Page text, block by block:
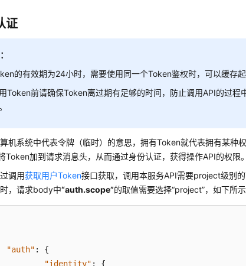
证
的有效期为24小时，需要使用同一个Token鉴权时，可以缓存起
Token前请确保Token离过期有足够的时间，防止调用API的过程
机系统中代表令牌（临时）的意思，拥有Token就代表拥有某种
Token加到请求消息头，从而通过身份认证，获得操作API的权限。
调用获取用户Token接口获取，调用本服务API需要project级别
，请求body中“auth.scope”的取值需要选择“project”，如下所示
"auth" :
{
"identity" :
{